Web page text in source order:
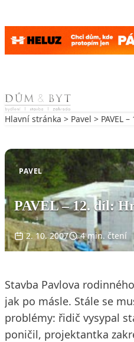
Skip to content
Hlavní stránka > Pavel > PAVEL
PAVEL
PAVEL – 12. díl:
2. 10. 2007 4 min. čtení
Stavba Pavlova
jak po másle. Stále se
problémy: řidič vysypal
poničil, projektantka